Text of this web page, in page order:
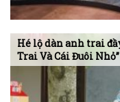
Hé lộ dàn anh trai
Trai Và Cái Đuôi Nhỏ”